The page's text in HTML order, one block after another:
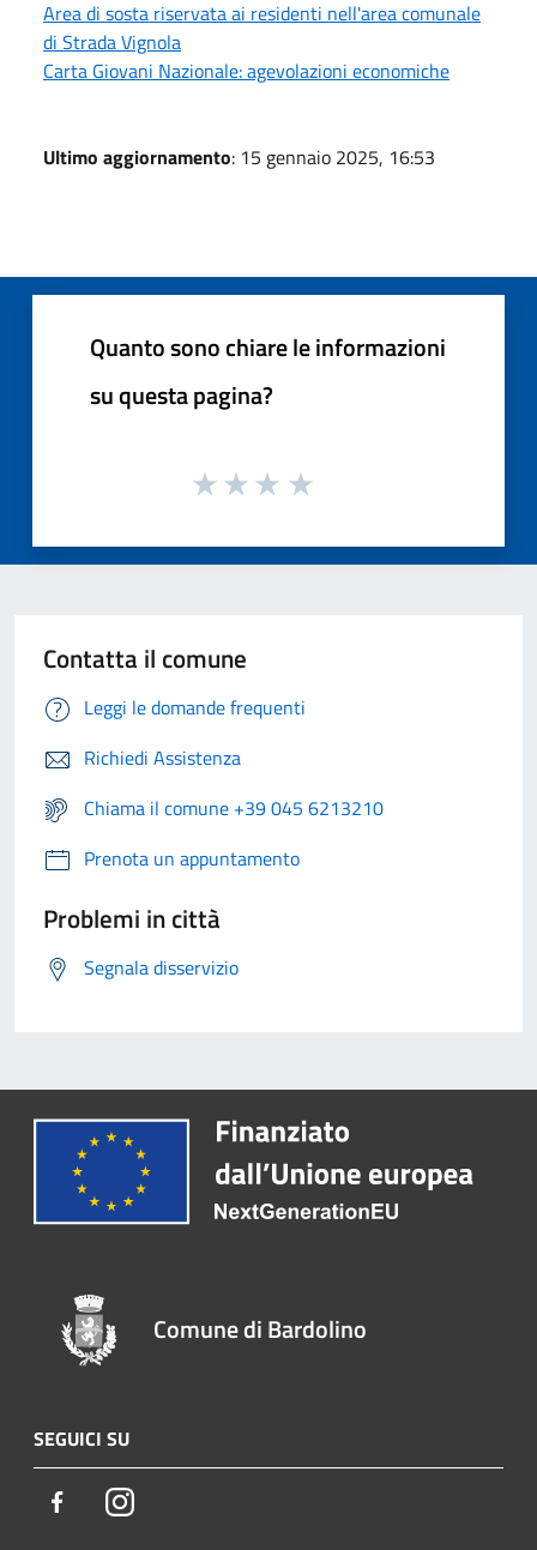
Area di sosta riservata ai residenti nell'area comunale
di Strada Vignola
Carta Giovani Nazionale: agevolazioni economiche
Ultimo aggiornamento: 15 gennaio 2025, 16:53
Quanto sono chiare le informazioni
su questa pagina?
Contatta il comune
Leggi le domande frequenti
Richiedi Assistenza
Chiama il comune +39 045 6213210
Prenota un appuntamento
Problemi in città
Segnala disservizio
Comune di Bardolino
SEGUICI SU
FacebookInstagram